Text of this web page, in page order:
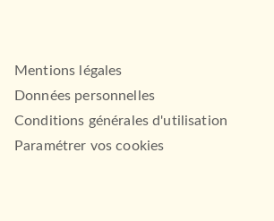
Mentions légales
Données personnelles
Conditions générales d'utilisation
Paramétrer vos cookies